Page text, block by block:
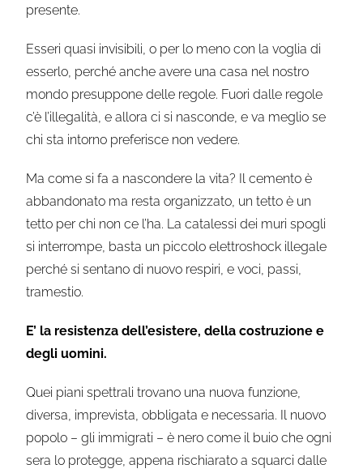
presente.
Esseri quasi invisibili, o per lo meno con la voglia di
esserlo, perché anche avere una casa nel nostro
mondo presuppone delle regole. Fuori dalle regole
c’è l’illegalità, e allora ci si nasconde, e va meglio se
chi sta intorno preferisce non vedere.
Ma come si fa a nascondere la vita? Il cemento è
abbandonato ma resta organizzato, un tetto è un
tetto per chi non ce l’ha. La catalessi dei muri spogli
si interrompe, basta un piccolo elettroshock illegale
perché si sentano di nuovo respiri, e voci, passi,
tramestio.
E’ la resistenza dell’esistere, della costruzione e
degli uomini.
Quei piani spettrali trovano una nuova funzione,
diversa, imprevista, obbligata e necessaria. Il nuovo
popolo – gli immigrati – è nero come il buio che ogni
sera lo protegge, appena rischiarato a squarci dalle